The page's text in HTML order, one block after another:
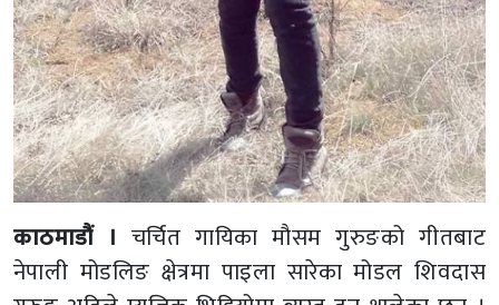
काठमाडौं । चर्चित गायिका मौसम गुरुङको गीतबाट
नेपाली मोडलिङ क्षेत्रमा पाइला सारेका मोडल शिवदास